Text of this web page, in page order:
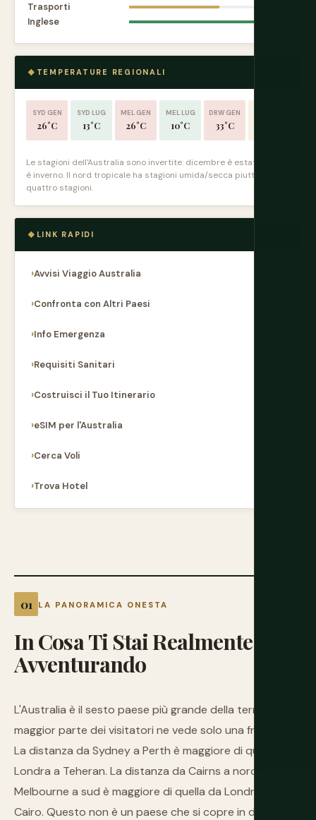
LA PANORAMICA ONESTA
InCosaTi StaiRealmente
Avventurando
L'Australia è il sesto paese più grande della terra e la
maggior parte dei visitatori ne vede solo una frazione.
La distanza da Sydney a Perth è maggiore di quella da
Londra a Teheran. La distanza da Cairns a nord a
Melbourne a sud è maggiore di quella da Londra al
Cairo. Questo non è un paese che si copre in due
Trasporti
Inglese
TEMPERATURE REGIONALI
SYD GEN
26°C
SYD LUG
13°C
MEL GEN
26°C
MEL LUG
10°C
DRW GEN
33°C
Le stagioni dell'Australia sono invertite: dicembre è estate, luglio
è inverno. Il nord tropicale ha stagioni umida/secca piuttosto che
quattro stagioni.
LINK RAPIDI
Avvisi Viaggio Australia
Confronta con Altri Paesi
Info Emergenza
Requisiti Sanitari
Costruisci il Tuo Itinerario
eSIM per l'Australia
Cerca Voli
Trova Hotel